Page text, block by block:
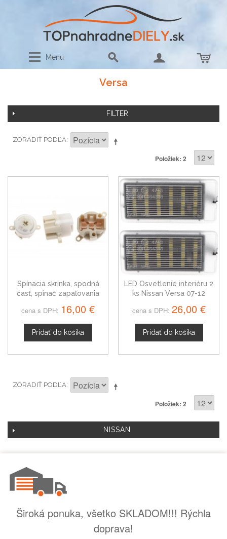
Menu
Versa
FILTER
ZORADIŤ PODĽA
Položiek: 2
Spínacia skrinka, spodná
časť, spínač zapaľovania
cena s DPH: 16,00 €
Pridať do košíka
LED Osvetlenie interiéru 2
ks Nissan Versa 07-12
cena s DPH: 26,00 €
Pridať do košíka
ZORADIŤ PODĽA
Položiek: 2
NISSAN
Široká ponuka, všetko SKLADOM!!! Rýchla
doprava!